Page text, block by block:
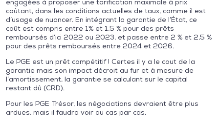
engagées à proposer une tarification maximale à prix
coûtant, dans les conditions actuelles de taux, comme il est
d’usage de nuancer. En intégrant la garantie de l’État, ce
coût est compris entre 1% et 1,5 % pour des prêts
remboursés d’ici 2022 ou 2023, et passe entre 2 % et 2,5 %
pour des prêts remboursés entre 2024 et 2026.
Le PGE est un prêt compétitif ! Certes il y a le cout de la
garantie mais son impact décroit au fur et à mesure de
l’amortissement, la garantie se calculant sur le capital
restant dû (CRD).
Pour les PGE Trésor, les négociations devraient être plus
ardues, mais il faudra voir au cas par cas.